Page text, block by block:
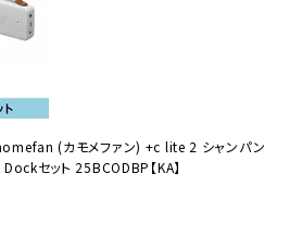
(カモメファン) +c lite 2 シャンパン
セット 25BCODBP【KA】